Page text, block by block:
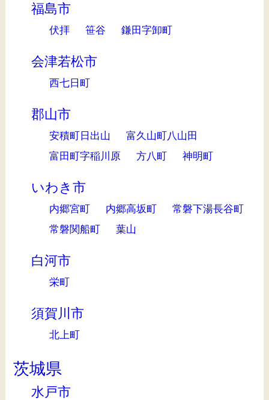
福島市
伏拝 笹谷 鎌田字卸町
会津若松市
西七日町
郡山市
安積町日出山
富久山町八山田
富田町字稲川原
方八町 神明町
いわき市
内郷宮町 内郷高坂町
常磐下湯長谷町
常磐関船町
葉山
白河市
栄町
須賀川市
北上町
茨城県
水戸市